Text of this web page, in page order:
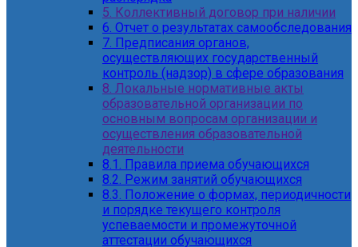
5. Коллективный договор при наличии
6. Отчет о результатах самообследования
7. Предписания органов,
осуществляющих государственный
контроль (надзор) в сфере образования
8. Локальные нормативные акты
образовательной организации по
основным вопросам организации и
осуществления образовательной
деятельности
8.1. Правила приема обучающихся
8.2. Режим занятий обучающихся
8.3. Положение о формах, периодичности
и порядке текущего контроля
успеваемости и промежуточной
аттестации обучающихся